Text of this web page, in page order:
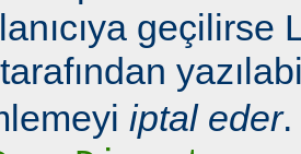
geçilirse
iptal eder.